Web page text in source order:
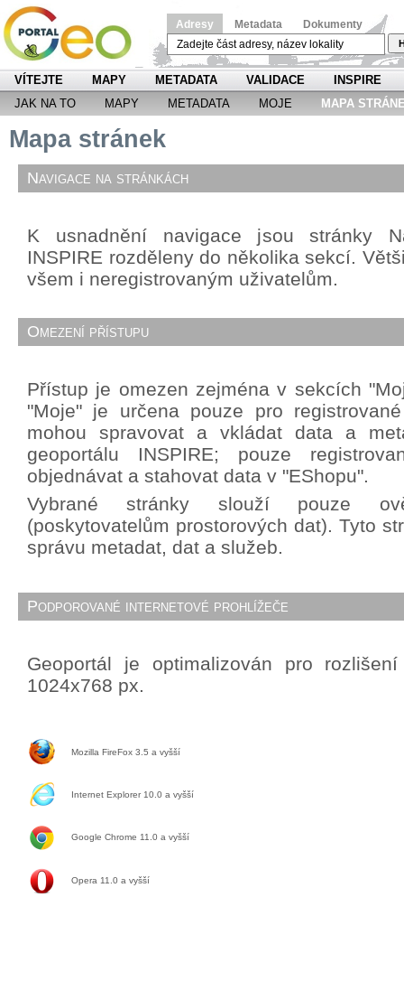
Adresy Metadata Dokumenty
VÍTEJTE MAPY METADATA VALIDACE
INSPIRE
JAK NA TO
MAPY METADATA MOJE MAPA
Mapa stránek
Navigace na stránkách
K usnadnění navigace jsou stránky
INSPIRE rozděleny do několika sekcí.
všem i neregistrovaným uživatelům.
Omezení přístupu
Přístup je omezen zejména v sekcích
"Moje" je určena pouze pro
mohou spravovat a vkládat data a
geoportálu INSPIRE; pouze
objednávat a stahovat data v "EShopu".
Vybrané stránky slouží pouze
(poskytovatelům prostorových dat). Tyto
správu metadat, dat a služeb.
Podporované internetové prohlížeče
Geoportál je optimalizován pro
1024x768 px.
Mozilla FireFox 3.5 a vyšší
Internet Explorer 10.0 a vyšší
Google Chrome 11.0 a vyšší
Opera 11.0 a vyšší